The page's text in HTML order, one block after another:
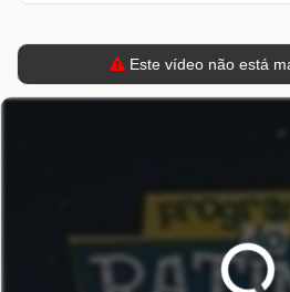
Este vídeo não está